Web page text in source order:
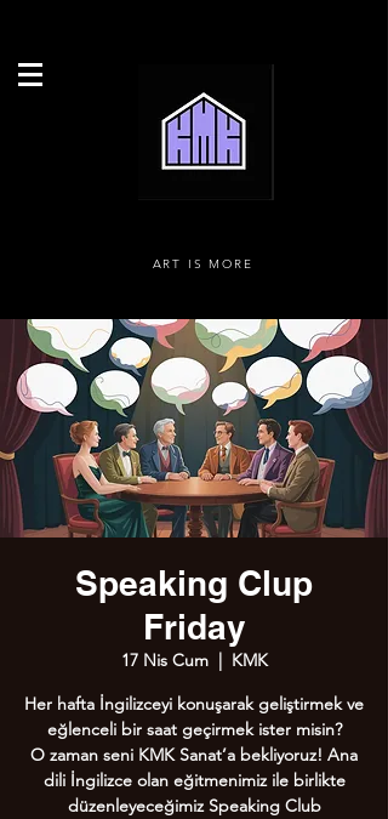
ART IS MORE
Speaking Clup
Friday
17 Nis Cum
  |
KMK
Her hafta İngilizceyi konuşarak geliştirmek ve
eğlenceli bir saat geçirmek ister misin?
O zaman seni KMK Sanat’a bekliyoruz! Ana
dili İngilizce olan eğitmenimiz ile birlikte
düzenleyeceğimiz Speaking Club